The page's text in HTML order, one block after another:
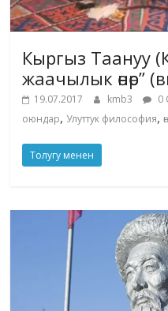
Кыргыз Таануу
жаачылык өнөр”
19.07.2017 kmb3 0
оюндар, Улуттук философия,
Толугу менен